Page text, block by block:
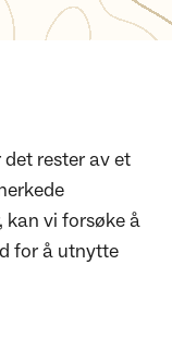
rester av et
kan vi forsøke å
for å utnytte